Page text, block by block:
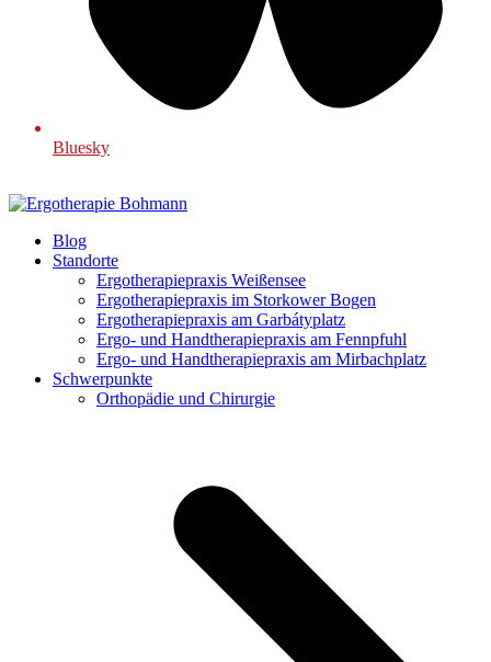
Bluesky
Blog
Standorte
Ergotherapiepraxis Weißensee
Ergotherapiepraxis im Storkower Bogen
Ergotherapiepraxis am Garbátyplatz
Ergo- und Handtherapiepraxis am Fennpfuhl
Ergo- und Handtherapiepraxis am Mirbachplatz
Schwerpunkte
Orthopädie und Chirurgie